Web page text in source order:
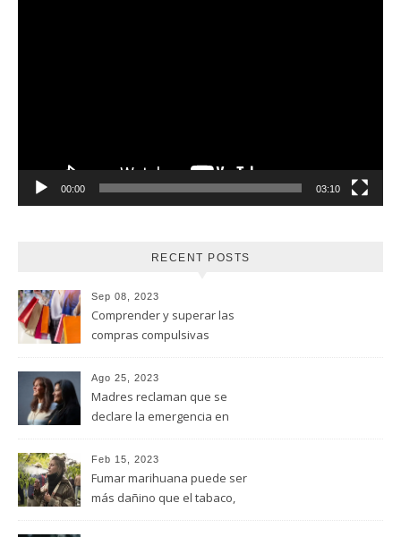
00:00 03:10
RECENT POSTS
Sep 08, 2023
Comprender y superar las
compras compulsivas
Ago 25, 2023
Madres reclaman que se
declare la emergencia en
Feb 15, 2023
Fumar marihuana puede ser
más dañino que el tabaco,